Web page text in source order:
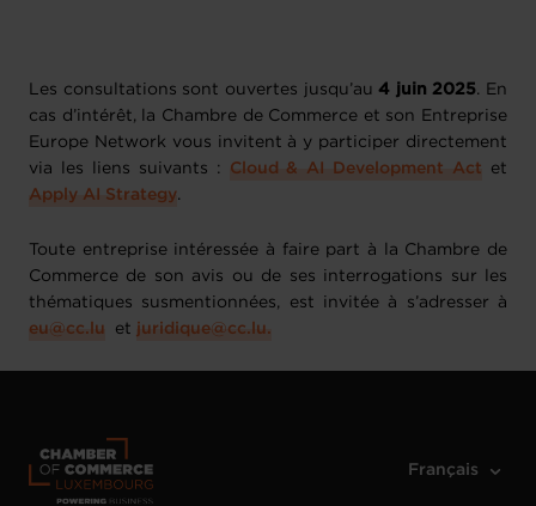
Les consultations sont ouvertes jusqu’au4 juin 2025. En
cas d’intérêt, la Chambre de Commerce et son Entreprise
Europe Network vous invitent à y participer directement
via les liens suivants :
Cloud & AI Development Act et
Apply AI Strategy.
Toute entreprise intéressée à faire part à la Chambre de
Commerce de son avis ou de ses interrogations sur les
thématiques susmentionnées, est invitée à s’adresser à
eu@cc.lu et juridique@cc.lu.